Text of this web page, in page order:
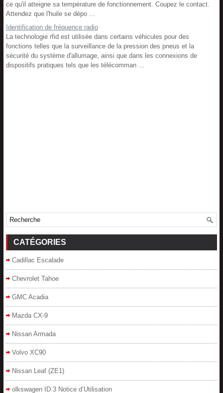
ce qu'il atteigne sa température de fonctionnement. Coupez le contact.
Attendez que l'huile se dépo ...
Identification de fréquence radio
La technologie rfid est utilisée dans certains véhicules pour des
fonctions telles que la surveillance de la pression des pneus et la
sécurité du système d'allumage, ainsi que dans les connexions de
dispositifs pratiques tels que les télécomman ...
CATÉGORIES
Cadillac Escalade
Chevrolet Tahoe
GMC Acadia
Mazda CX-9
Nissan Armada
Volvo XC90
Nissan Leaf (ZE1)
olkswagen ID.3 Notice d’Utilisation